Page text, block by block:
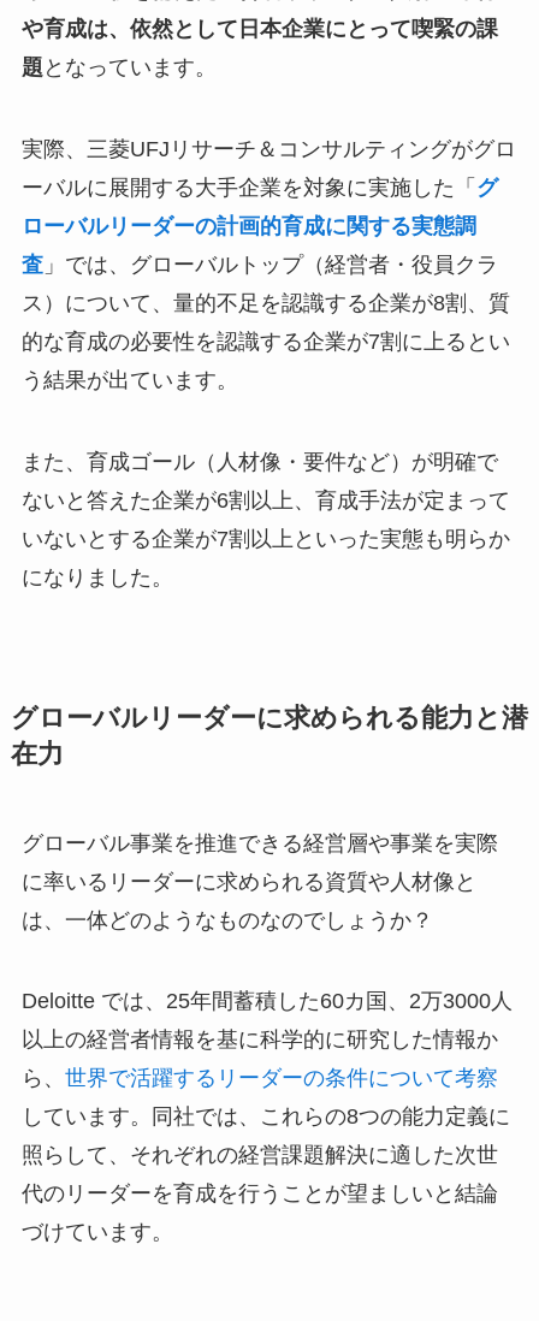
や育成は、依然として日本企業にとって喫緊の課
題 となっています。
実際、三菱UFJリサーチ＆コンサルティングがグロ
ーバルに展開する大手企業を対象に実施した「 グ
ローバルリーダーの計画的育成に関する実態調
査」では、グローバルトップ（経営者・役員クラ
ス）について、量的不足を認識する企業が8割、質
的な育成の必要性を認識する企業が7割に上るとい
う結果が出ています。
また、育成ゴール（人材像・要件など）が明確で
ないと答えた企業が6割以上、育成手法が定まって
いないとする企業が7割以上といった実態も明らか
になりました。
グローバルリーダーに求められる能力と潜
在力
グローバル事業を推進できる経営層や事業を実際
に率いるリーダーに求められる資質や人材像と
は、一体どのようなものなのでしょうか？
Deloitte では、25年間蓄積した60カ国、2万3000人
以上の経営者情報を基に科学的に研究した情報か
ら、 世界で活躍するリーダーの条件について考察
しています。同社では、これらの8つの能力定義に
照らして、それぞれの経営課題解決に適した次世
代のリーダーを育成を行うことが望ましいと結論
づけています。